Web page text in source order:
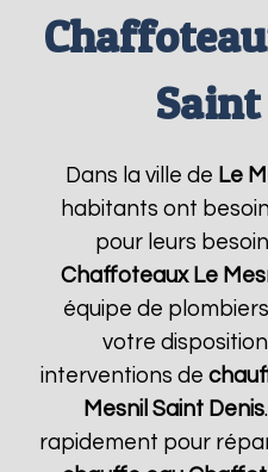
Saint
Dans la ville de Le
habitants ont
pour leurs
Chaffoteaux Le
équipe de
votre
interventions de
Mesnil Saint Denis
rapidement pour